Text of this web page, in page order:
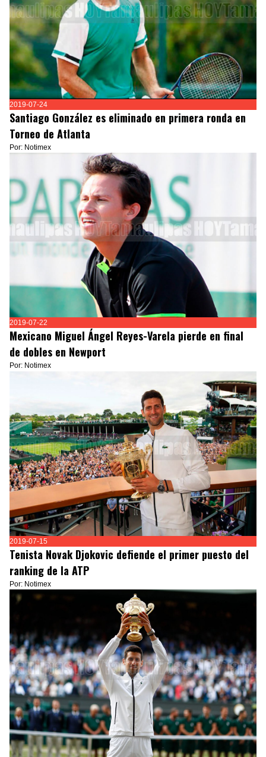
2019-07-24
Santiago González es eliminado en primera ronda en
Torneo de Atlanta
Por: Notimex
2019-07-22
Mexicano Miguel Ángel Reyes-Varela pierde en final
de dobles en Newport
Por: Notimex
2019-07-15
Tenista Novak Djokovic defiende el primer puesto del
ranking de la ATP
Por: Notimex